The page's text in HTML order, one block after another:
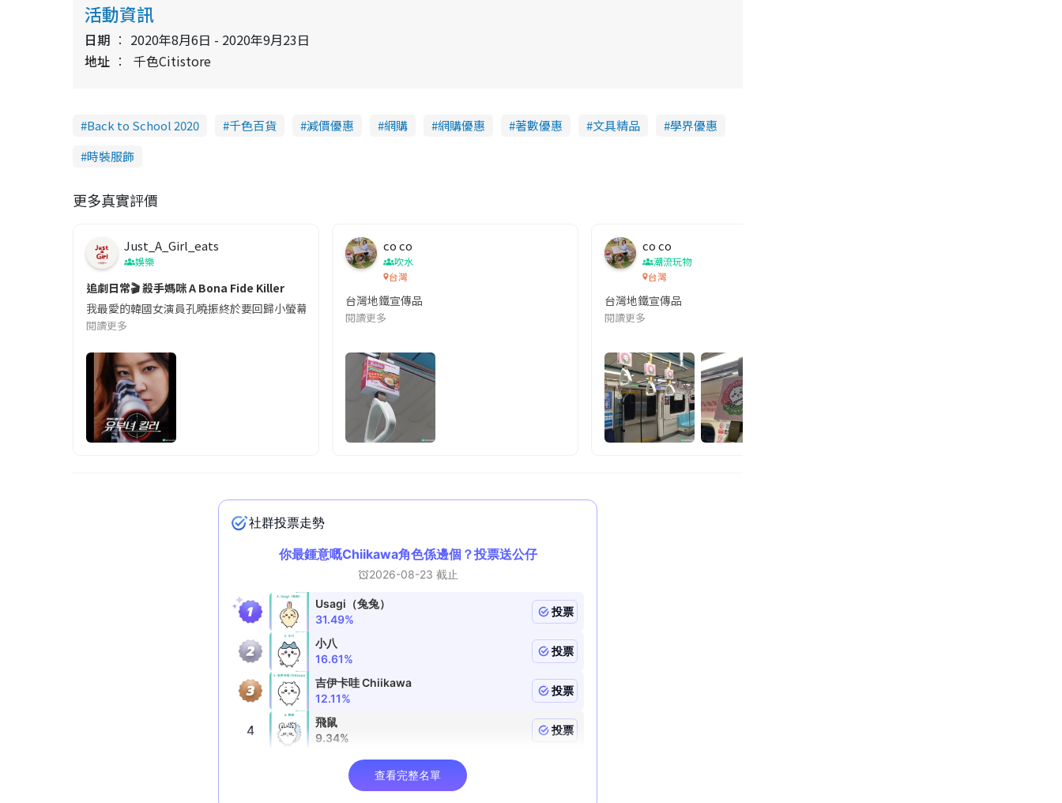
活動資訊
日期
2020年8月6日 - 2020年9月23日
地址
千色Citistore
Back to School 2020 千色百貨 減價優惠 網購 網購優惠 著數優惠 文具精品
學界優惠
時裝服飾
更多真實評價
Just_A_Girl_eats
娛樂
追劇日常🎬 殺手媽咪 A Bona Fide Killer
我最愛的韓國女演員孔曉振終於要回歸小螢幕啦!這次的劇本改編自同名網絡漫畫,故事主軸圍繞女主角柳寶娜 —— 表面上是一間公司的職員,但其實暗地裡是負責處決逃過法網罪犯的阻擊手｡ 劇情從
閱讀更多
co co
吹水
台灣
台灣地鐵宣傳品
閱讀更多
co co
潮流玩物
台灣
台灣地鐵宣傳品
閱讀更多